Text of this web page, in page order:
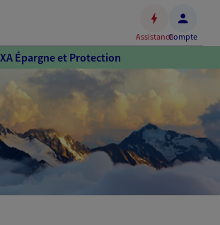
Accéder
au
contenu
principal
au
pied
de
AssistanceCompte
Épargne et Protection